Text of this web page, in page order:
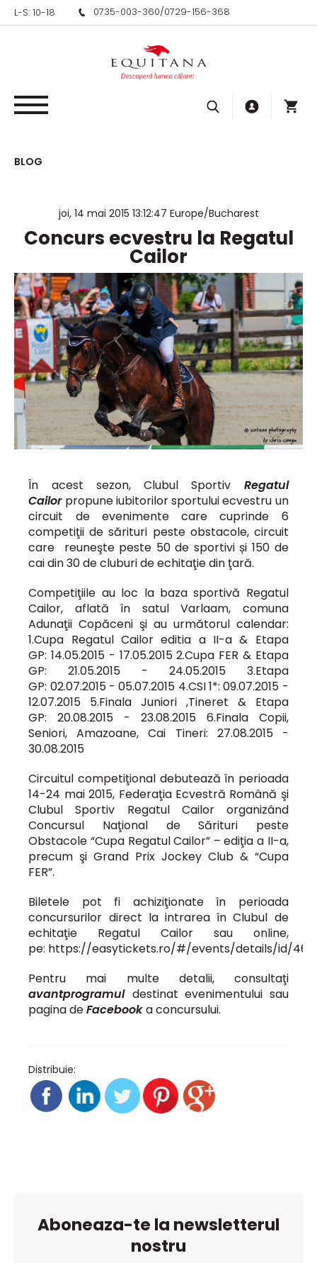
L-S: 10-18 0735-003-360/0729-156-368
BLOG
Concurs ecvestru la Regatul
Cailor
joi, 14 mai 2015 13:12:47 Europe/Bucharest
În acest sezon, Clubul Sportiv Regatul
Cailor propune iubitorilor sportului ecvestru un
circuit de evenimente care cuprinde 6
competiţii de sărituri peste obstacole, circuit
care reuneşte peste 50 de sportivi și 150 de
cai din 30 de cluburi de echitaţie din ţară.
Competiţiile au loc la baza sportivă Regatul
Cailor, aflată în satul Varlaam, comuna
Adunaţii Copăceni şi au următorul calendar:
1.Cupa Regatul Cailor editia a II-a & Etapa
GP: 14.05.2015 - 17.05.2015 2.Cupa FER & Etapa
GP: 21.05.2015 - 24.05.2015 3.Etapa
GP: 02.07.2015 - 05.07.2015 4.CSI 1*: 09.07.2015 -
12.07.2015 5.Finala Juniori ,Tineret & Etapa
GP: 20.08.2015 - 23.08.2015 6.Finala Copii,
Seniori, Amazoane, Cai Tineri: 27.08.2015 -
30.08.2015
Circuitul competiţional debutează în perioada
14-24 mai 2015, Federaţia Ecvestră Română şi
Clubul Sportiv Regatul Cailor organizând
Concursul Naţional de Sărituri peste
Obstacole “Cupa Regatul Cailor” – ediţia a II-a,
precum şi Grand Prix Jockey Club & “Cupa
FER”.
Biletele pot fi achiziţionate în perioada
concursurilor direct la intrarea în Clubul de
echitaţie Regatul Cailor sau online,
pe: https://easytickets.ro/#/events/details/id/46
Pentru mai multe detalii, consultaţi
avantprogramul destinat evenimentului sau
pagina deFacebook a concursului.
Distribuie:
Aboneaza-te la newsletterul
nostru